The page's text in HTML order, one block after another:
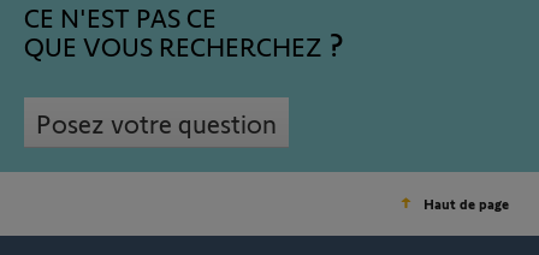
CE N'EST PAS CE
QUE VOUS RECHERCHEZ
Posez votre question
Haut de page